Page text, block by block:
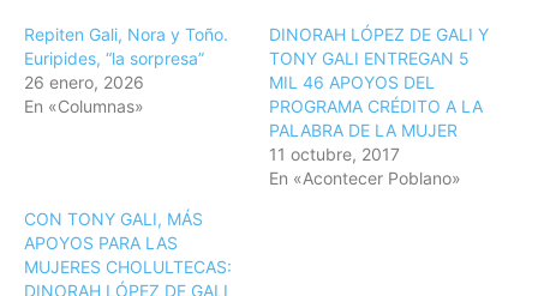
Repiten Gali, Nora y Toño.
Euripides, “la sorpresa”
26 enero, 2026
En «Columnas»
DINORAH LÓPEZ DE GALI Y
TONY GALI ENTREGAN 5
MIL 46 APOYOS DEL
PROGRAMA CRÉDITO A LA
PALABRA DE LA MUJER
11 octubre, 2017
En «Acontecer Poblano»
CON TONY GALI, MÁS
APOYOS PARA LAS
MUJERES CHOLULTECAS:
DINORAH LÓPEZ DE GALI